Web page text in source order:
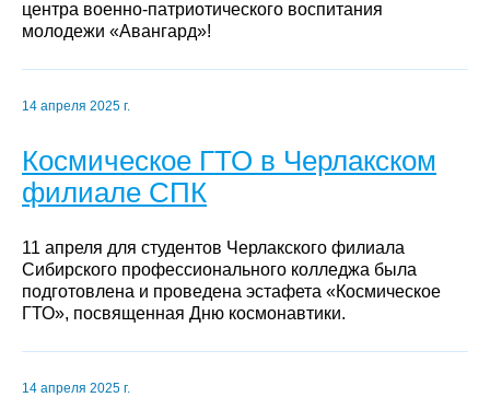
центра военно-патриотического воспитания
молодежи «Авангард»!
14 апреля 2025 г.
Космическое ГТО в Черлакском
филиале СПК
11 апреля для студентов Черлакского филиала
Сибирского профессионального колледжа была
подготовлена и проведена эстафета «Космическое
ГТО», посвященная Дню космонавтики.
14 апреля 2025 г.